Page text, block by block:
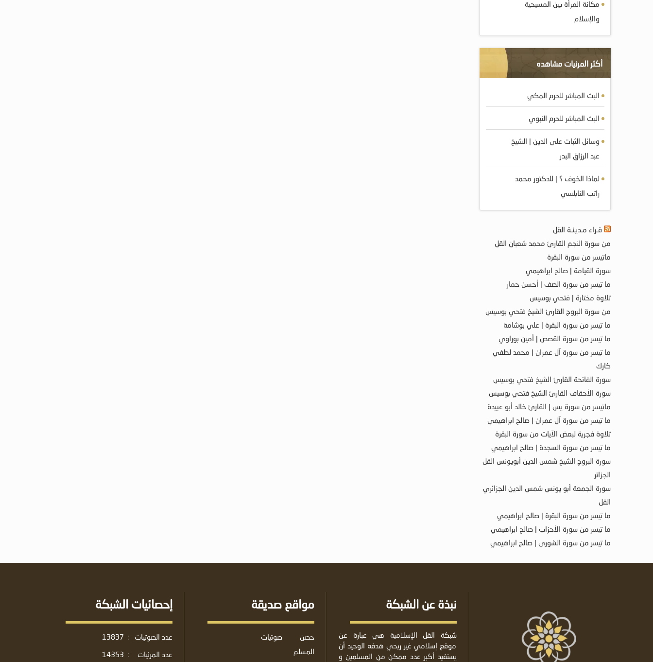
مكانة المرأة بين المسيحية
والإسلام
أكثر المرئيات مشاهده
البث المباشر للحرم المكي
البث المباشر للحرم النبوي
وسائل الثبات على الدين | الشيخ
عبد الرزاق البدر
لماذا الخوف ؟ | للدكتور محمد
راتب النابلسي
قـراء مـديـنـة القل
من سورة النجم القارئ محمد شعبان القل
ماتيسر من سورة البقرة
سورة القيامة | صالح ابراهيمي
ما تيسر من سورة الصف | أحسن حمار
تلاوة مختارة | فتحي بوسيس
من سورة البروج القارئ الشيخ فتحي بوسيس
ما تيسر من سورة البقرة | علي بوشامة
ما تيسر من سورة القصص | أمين بوراوي
ما تيسر من سورة آل عمران | محمد لطفي
كارك
سورة الفاتحة القارئ الشيخ فتحي بوسيس
سورة الأحقاف القارئ الشيخ فتحي بوسيس
ماتيسر من سورة يس | القارئ خالد أبو عبيدة
ما تيسر من سورة آل عمران | صالح ابراهيمي
تلاوة فجرية لبعض الآيات من سورة البقرة
ما تيسر من سورة السجدة | صالح ابراهيمي
سورة البروج الشيخ شمس الدين أبويونس القل
الجزائر
سورة الجمعة أبو يونس شمس الدين الجزائري
القل
ما تيسر من سورة البقرة | صالح ابراهيمي
ما تيسر من سورة الأحزاب | صالح ابراهيمي
ما تيسر من سورة الشورى | صالح ابراهيمي
نبذة عن الشبكة
شبكة القل الإسلامية هي عبارة عن
موقع إسلامي غير ربحي هدفه الوحيد أن
يستفيد أكبر عدد ممكن من المسلمين و
مواقع صديقة
حصن
المسلم
صوتيات
إحصائيات الشبكة
عدد الصوتيات :
13837
عدد المرئيات
:
14353